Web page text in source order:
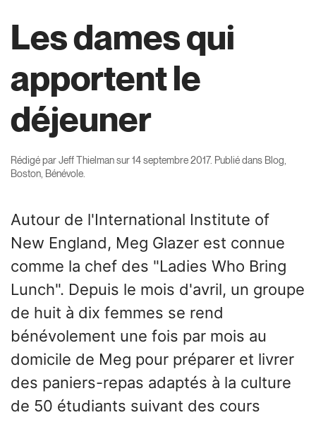
Les dames qui
apportent le
déjeuner
Rédigé parJeff Thielmansur14 septembre 2017. Publié dans Blog
Boston Bénévole
Autour de l'International Institute of
New England, Meg Glazer est connue
comme la chef des "Ladies Who Bring
Lunch". Depuis le mois d'avril, un groupe
de huit à dix femmes se rend
bénévolement une fois par mois au
domicile de Meg pour préparer et livrer
des paniers-repas adaptés à la culture
de 50 étudiants suivant des cours